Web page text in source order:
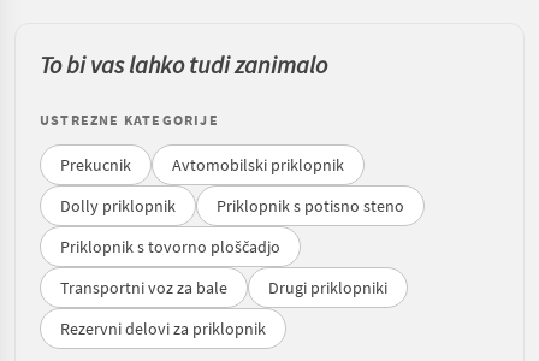
To bi vas lahko tudi zanimalo
USTREZNE KATEGORIJE
Prekucnik
Avtomobilski priklopnik
Dolly priklopnik
Priklopnik s potisno steno
Priklopnik s tovorno ploščadjo
Transportni voz za bale
Drugi priklopniki
Rezervni delovi za priklopnik